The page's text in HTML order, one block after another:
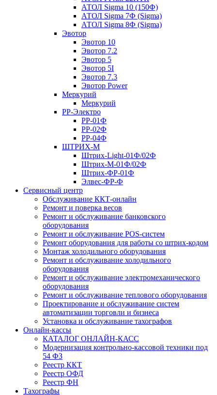
АТОЛ Sigma 10 (150Ф)
АТОЛ Sigma 7Ф (Sigma)
АТОЛ Sigma 8Ф (Sigma)
Эвотор
Эвотор 10
Эвотор 7.2
Эвотор 5
Эвотор 5I
Эвотор 7.3
Эвотор Power
Меркурий
Меркурий
РР-Электро
РР-01Ф
РР-02Ф
РР-04Ф
ШТРИХ-М
Штрих-Light-01Ф/02Ф
Штрих-М-01Ф/02Ф
Штрих-ФР-01Ф
Элвес-ФР-Ф
Сервисный центр
Обслуживание ККТ-онлайн
Ремонт и поверка весов
Ремонт и обслуживание банковского
оборудования
Ремонт и обслуживание POS-систем
Ремонт оборудования для работы со штрих-кодом
Монтаж холодильного оборудования
Ремонт и обслуживание холодильного
оборудования
Ремонт и обслуживание электромеханического
оборудования
Ремонт и обслуживание теплового оборудования
Проектирование и обслуживание систем
автоматизации торговли и бизнеса
Установка и обслуживание тахографов
Онлайн-кассы
КАТАЛОГ ОНЛАЙН-КАСС
Модернизация контрольно-кассовой техники под
54 ФЗ
Реестр ККТ
Реестр ОФД
Реестр ФН
Тахографы